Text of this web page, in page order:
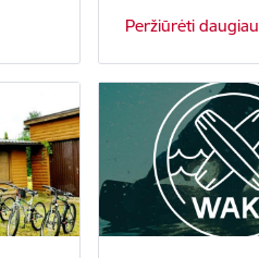
Peržiūrėti daugiau